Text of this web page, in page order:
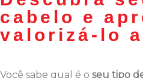
cabelo e
valorizá-lo
Você sabe qual é o seu tipo